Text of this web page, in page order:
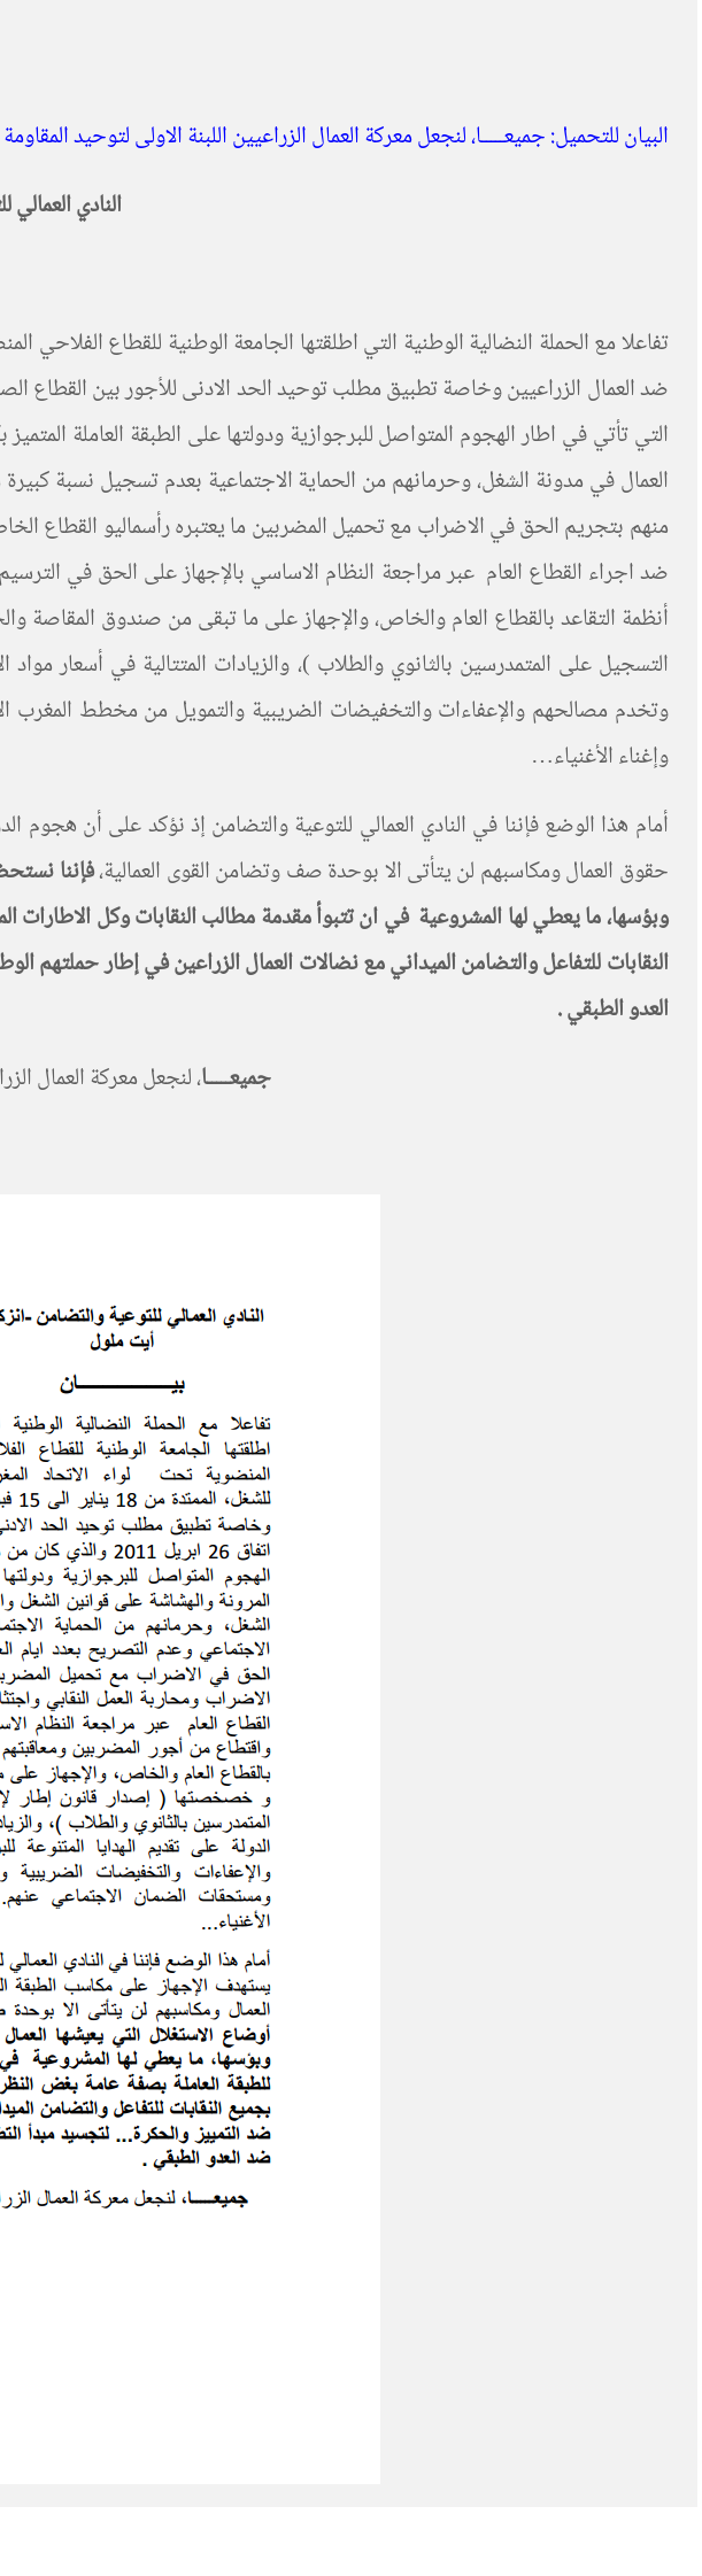
البيان للتحميل:جميعـــــا، لنجعل معركة العمال الزراعيين اللبنة الاولى لتوحيد
النادي
التي تأتي في اطار الهجوم المتواصل للبرجوازية ودولتها على الطبقة العاملة
العمال في مدونة الشغل، وحرمانهم من الحماية الاجتماعية بعدم تسجيل نسبة
منهم بتجريم الحق في الاضراب مع تحميل المضربين ما يعتبره رأسماليو القطاع
ضد اجراء القطاع العام عبر مراجعة النظام الاساسي بالإجهاز على الحق في
أنظمة التقاعد بالقطاع العام والخاص، والإجهاز على ما تبقى من صندوق المقاصة
التسجيل على المتمدرسين بالثانوي والطلاب )، والزيادات المتتالية في أسعار
وتخدم مصالحهم والإعفاءات والتخفيضات الضريبية والتمويل من مخطط
وإغناء الأغنياء…
أمام هذا الوضع فإننا في النادي العمالي للتوعية والتضامن إذ نؤكد على أن هجوم
حقوق العمال ومكاسبهم لن يتأتى الا بوحدة صف وتضامن القوى العمالية،فإننا
وبؤسها، ما يعطي لها المشروعية في ان تتبوأ مقدمة مطالب النقابات وكل الاطارات
النقابات للتفاعل والتضامن الميداني مع نضالات العمال الزراعين في إطار
العدو الطبقي .
جميعـــــا، لنجعل معركة العمال